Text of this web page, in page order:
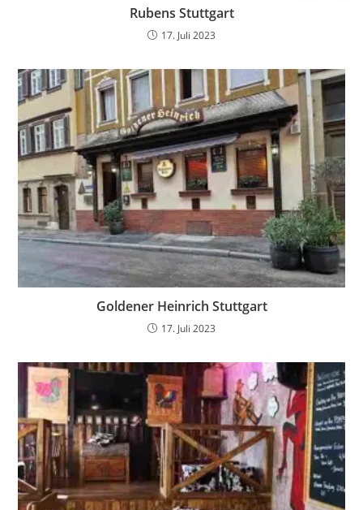
Rubens Stuttgart
17. Juli 2023
Goldener Heinrich Stuttgart
17. Juli 2023